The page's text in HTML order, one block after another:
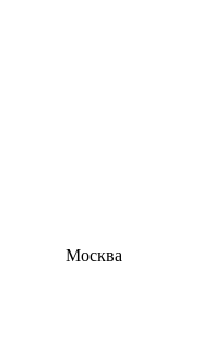
Москва